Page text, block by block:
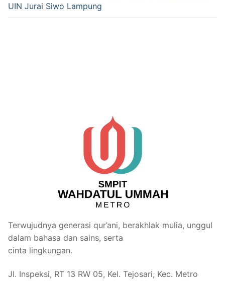
UIN Jurai Siwo Lampung
Terwujudnya generasi qur’ani, berakhlak mulia, unggul
dalam bahasa dan sains, serta
cinta lingkungan.
Jl. Inspeksi, RT 13 RW 05, Kel. Tejosari, Kec. Metro